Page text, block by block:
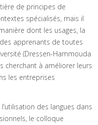
de principes de
spécialisés, mais il
dont les usages, la
apprenants de toutes
(Dressen-Hammouda
cherchant à améliorer leurs
les entreprises
des langues dans
le colloque